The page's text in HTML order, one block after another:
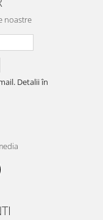
noastre
Detalii în